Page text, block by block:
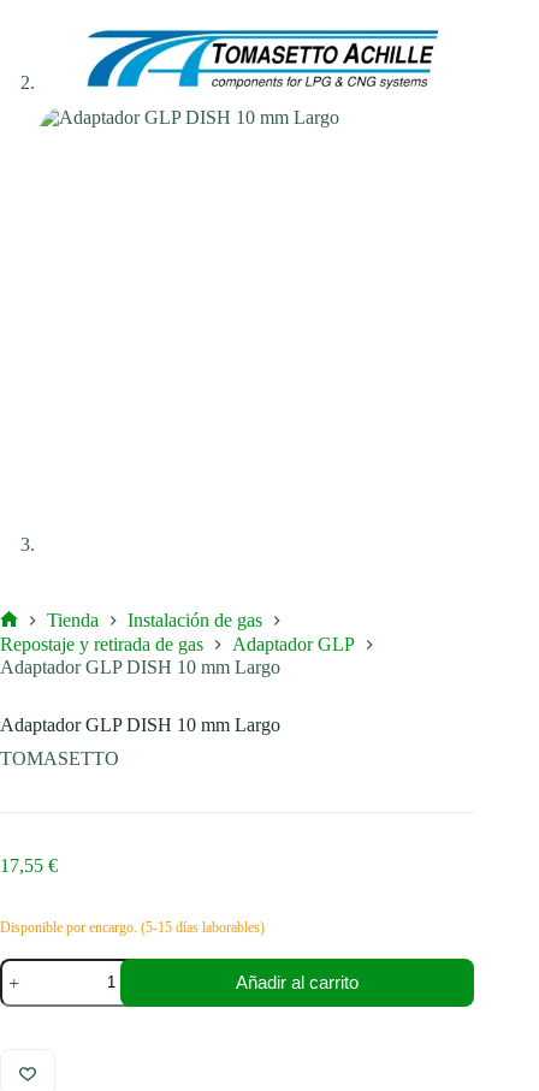
Inicio
Tienda
Instalación de gas
Repostaje y retirada de gas
Adaptador GLP
Adaptador GLP DISH 10 mm Largo
Adaptador GLP DISH 10 mm Largo
TOMASETTO
17,55 €
Disponible por encargo. (5-15 días laborables)
Adaptador
GLP
DISH
mm
Largo
Añadir al carrito